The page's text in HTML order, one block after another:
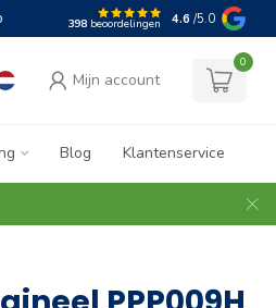
398 beoordelingen 4.6 /5.0
Mijn account
0
Blog Klantenservice